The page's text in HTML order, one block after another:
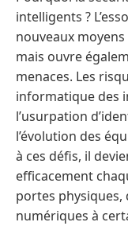
intelligents ?
nouveaux
mais ouvre
menaces. Les
informatique des
l’usurpation
l’évolution des
à ces défis, il
efficacement
portes physiques,
numériques à